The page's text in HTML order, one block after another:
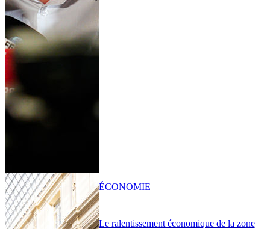
Le ralentissement économique de la zone
ÉCONOMIE